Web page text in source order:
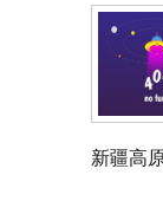
新疆高